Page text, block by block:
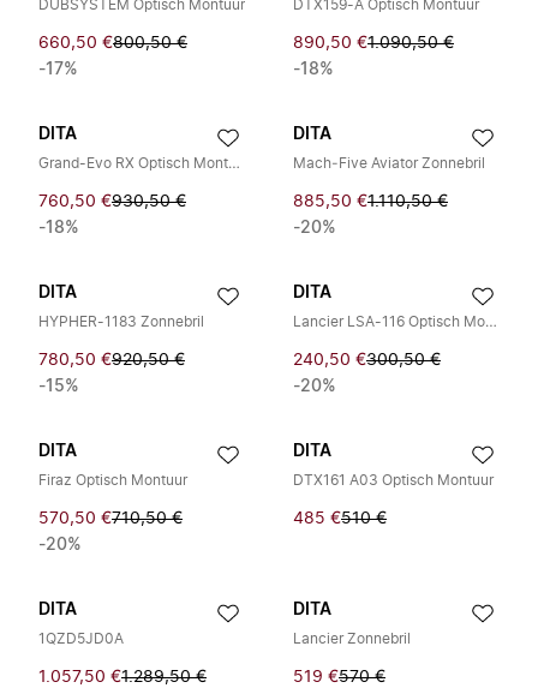
DUBSYSTEM Optisch Montuur
660,50 €800,50 €
-17%
DTX159-A Optisch Montuur
890,50 €1.090,50 €
-18%
DITA
Grand-Evo RX Optisch Montuur
760,50 €930,50 €
-18%
DITA
Mach‑Five Aviator Zonnebril
885,50 €1.110,50 €
-20%
DITA
HYPHER-1183 Zonnebril
780,50 €920,50 €
-15%
DITA
Lancier LSA-116 Optisch Montuur
240,50 €300,50 €
-20%
DITA
Firaz Optisch Montuur
570,50 €710,50 €
-20%
DITA
DTX161 A03 Optisch Montuur
485 €510 €
DITA
1QZD5JD0A
1.057,50 €1.289,50 €
DITA
Lancier Zonnebril
519 €570 €